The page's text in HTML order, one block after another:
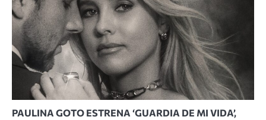
PAULINA GOTO ESTRENA ‘GUARDIA DE MI VIDA’,